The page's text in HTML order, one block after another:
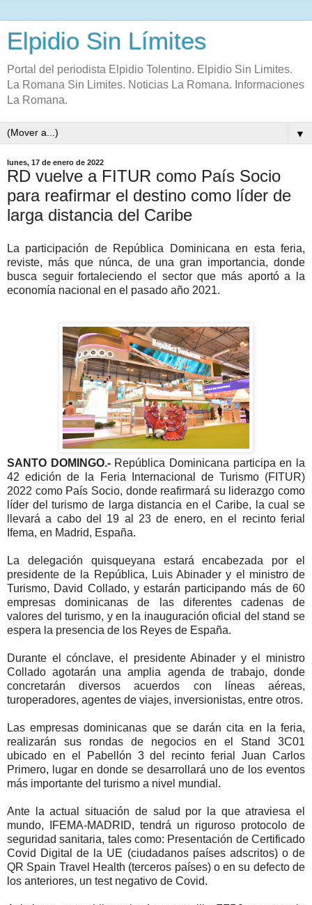
Elpidio Sin Límites
Portal del periodista Elpidio Tolentino. Elpidio Sin Limites.
La Romana Sin Limites. Noticias La Romana. Informaciones
La Romana.
▼
lunes, 17 de enero de 2022
RD vuelve a FITUR como País Socio
para reafirmar el destino como líder de
larga distancia del Caribe
La participación de República Dominicana en esta feria,
reviste, más que núnca, de una gran importancia, donde
busca seguir fortaleciendo el sector que más aportó a la
economía nacional en el pasado año 2021.
SANTO DOMINGO.- República Dominicana participa en la
42 edición de la Feria Internacional de Turismo (FITUR)
2022 como País Socio, donde reafirmará su liderazgo como
líder del turismo de larga distancia en el Caribe, la cual se
llevará a cabo del 19 al 23 de enero, en el recinto ferial
Ifema, en Madrid, España.
La delegación quisqueyana estará encabezada por el
presidente de la República, Luis Abinader y el ministro de
Turismo, David Collado, y estarán participando más de 60
empresas dominicanas de las diferentes cadenas de
valores del turismo, y en la inauguración oficial del stand se
espera la presencia de los Reyes de España.
Durante el cónclave, el presidente Abinader y el ministro
Collado agotarán una amplia agenda de trabajo, donde
concretarán diversos acuerdos con líneas aéreas,
turoperadores, agentes de viajes, inversionistas, entre otros.
Las empresas dominicanas que se darán cita en la feria,
realizarán sus rondas de negocios en el Stand 3C01
ubicado en el Pabellón 3 del recinto ferial Juan Carlos
Primero, lugar en donde se desarrollará uno de los eventos
más importante del turismo a nivel mundial.
Ante la actual situación de salud por la que atraviesa el
mundo, IFEMA-MADRID, tendrá un riguroso protocolo de
seguridad sanitaria, tales como: Presentación de Certificado
Covid Digital de la UE (ciudadanos países adscritos) o de
QR Spain Travel Health (terceros países) o en su defecto de
los anteriores, un test negativo de Covid.